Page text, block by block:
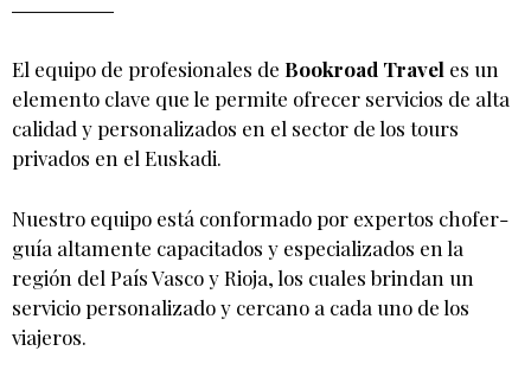
El equipo de profesionales de Bookroad Travel es un
elemento clave que le permite ofrecer servicios de alta
calidad y personalizados en el sector de los tours
privados en el Euskadi.
Nuestro equipo está conformado por expertos chofer-
guía altamente capacitados y especializados en la
región del País Vasco y Rioja, los cuales brindan un
servicio personalizado y cercano a cada uno de los
viajeros.